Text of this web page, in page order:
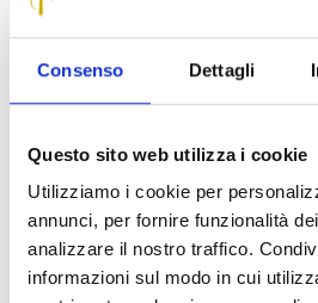
Consenso Dettagli
Questo sito web utilizza i cookie
Utilizziamo i cookie per
annunci, per fornire funzionalità
analizzare il nostro traffico.
informazioni sul modo in cui
Premio Campiello 2003, e l’attrice
L’emigrazione, una realtà che ha
dell’Atlantico, è tornata così a
americano. Il vincitore della
Miguel Molina, insegna
elementari e medie a Montevideo.
appassionato, non ha studiato la
formalmente. “Il mio rapporto con